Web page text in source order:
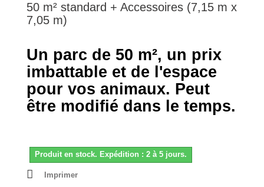
50 m² standard + Accessoires (7,15 m x
7,05 m)
Un parc de 50 m², un prix
imbattable et de l'espace
pour vos animaux. Peut
être modifié dans le temps.
Produit en stock. Expédition : 2 à 5 jours.
Imprimer